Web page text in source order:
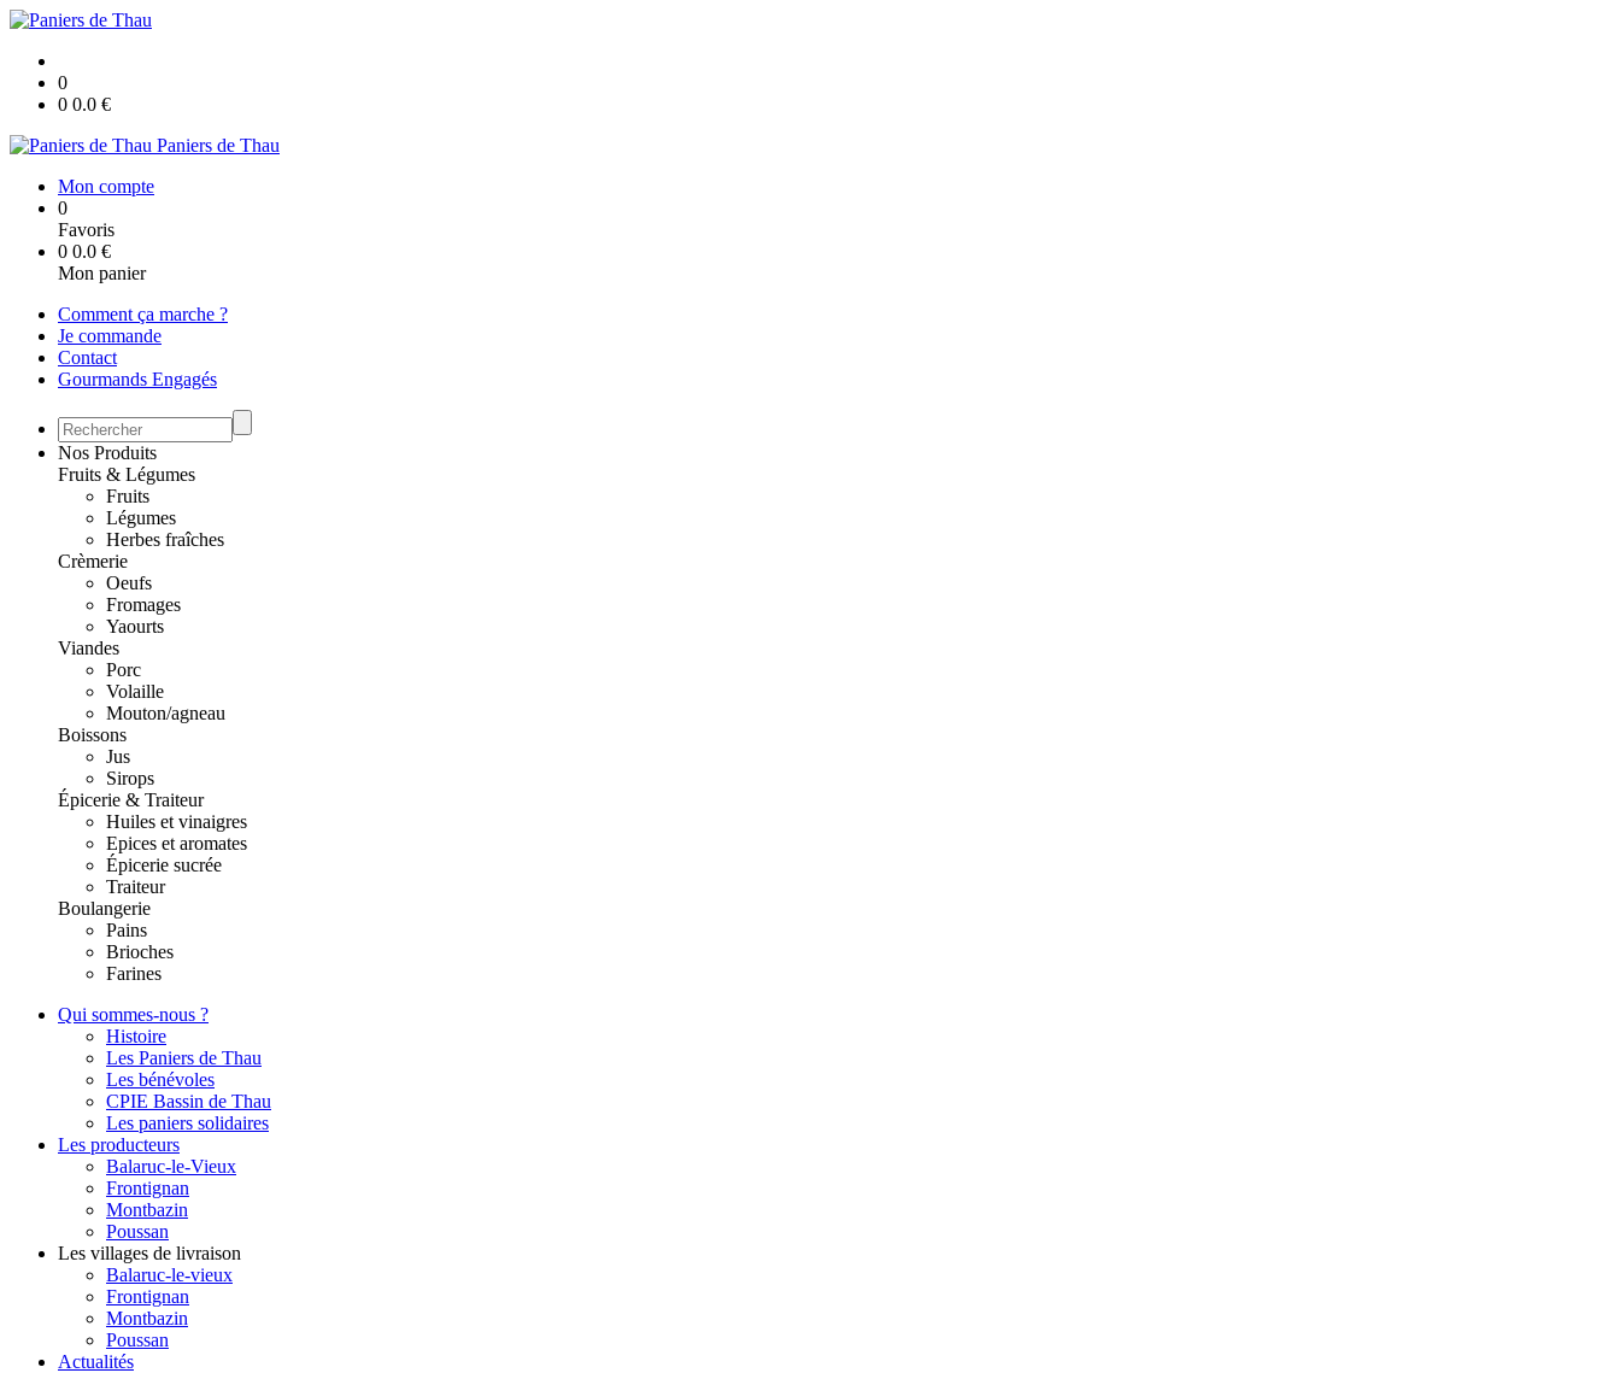
0
0 0.0 €
Paniers de Thau
Mon compte
0
Favoris
0 0.0 €
Mon panier
Comment ça marche ?
Je commande
Contact
Gourmands Engagés
Nos Produits
Fruits & Légumes
Fruits
Légumes
Herbes fraîches
Crèmerie
Oeufs
Fromages
Yaourts
Viandes
Porc
Volaille
Mouton/agneau
Boissons
Jus
Sirops
Épicerie & Traiteur
Huiles et vinaigres
Epices et aromates
Épicerie sucrée
Traiteur
Boulangerie
Pains
Brioches
Farines
Qui sommes-nous ?
Histoire
Les Paniers de Thau
Les bénévoles
CPIE Bassin de Thau
Les paniers solidaires
Les producteurs
Balaruc-le-Vieux
Frontignan
Montbazin
Poussan
Les villages de livraison
Balaruc-le-vieux
Frontignan
Montbazin
Poussan
Actualités